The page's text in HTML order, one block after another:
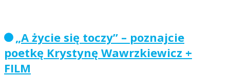
„A życie się toczy” – poznajcie
poetkę Krystynę Wawrzkiewicz +
FILM